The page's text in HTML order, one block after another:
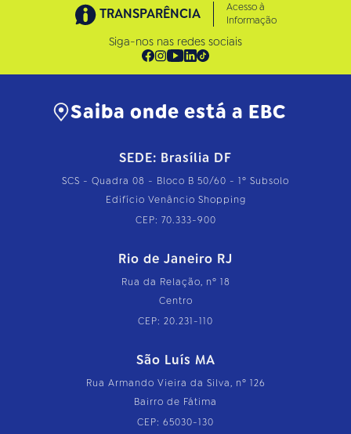
TRANSPARÊNCIA
Acesso à
Informação
Siga-nos nas redes sociais
Saiba onde está a EBC
SEDE: Brasília DF
SCS - Quadra 08 - Bloco B 50/60 - 1º Subsolo
Edifício Venâncio Shopping
CEP: 70.333-900
Rio de Janeiro RJ
Rua da Relação, nº 18
Centro
CEP: 20.231-110
São Luís MA
Rua Armando Vieira da Silva, nº 126
Bairro de Fátima
CEP: 65030-130